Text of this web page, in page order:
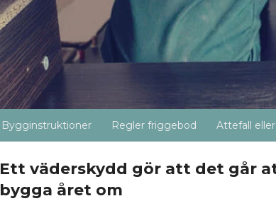
Bygginstruktioner Regler friggebod Attefall
Ett väderskydd gör att det går
bygga året om